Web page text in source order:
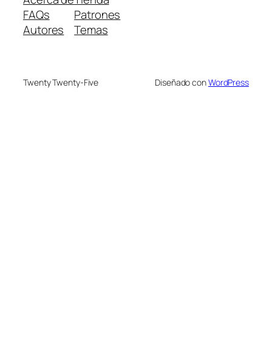
FAQs
Autores
Patrones
Temas
Twenty Twenty-Five Diseñado conWordPress